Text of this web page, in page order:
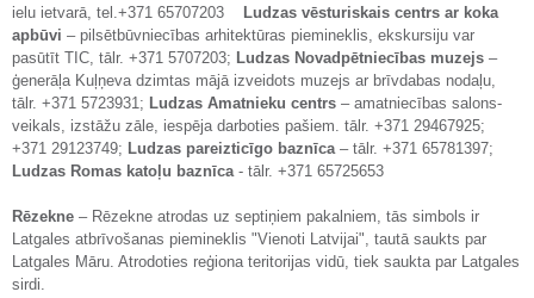
ielu ietvarā, tel.+371 65707203
Ludzas vēsturiskais centrs ar koka
apbūvi – pilsētbūvniecības arhitektūras piemineklis, ekskursiju var
pasūtīt TIC, tālr. +371 5707203; Ludzas Novadpētniecības muzejs –
ģenerāļa Kuļņeva dzimtas mājā izveidots muzejs ar brīvdabas nodaļu,
tālr. +371 5723931; Ludzas Amatnieku centrs – amatniecības salons-
veikals, izstāžu zāle, iespēja darboties pašiem. tālr. +371 29467925;
+371 29123749; Ludzas pareizticīgo baznīca– tālr. +371 65781397;
Ludzas Romas katoļu baznīca- tālr. +371 65725653
Rēzekne – Rēzekne atrodas uz septiņiem pakalniem, tās simbols ir
Latgales atbrīvošanas piemineklis "Vienoti Latvijai", tautā saukts par
Latgales Māru. Atrodoties reģiona teritorijas vidū, tiek saukta par Latgales
sirdi.